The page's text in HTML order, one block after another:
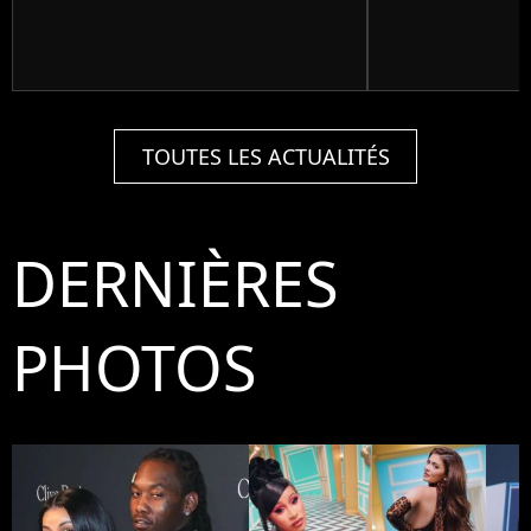
TOUTES LES ACTUALITÉS
DERNIÈRES
PHOTOS